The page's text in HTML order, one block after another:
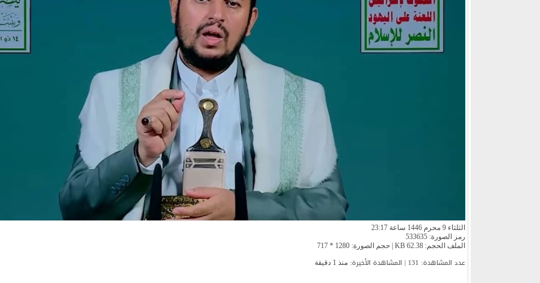
الثلثاء 9 محرم 1446 ساعة 23:17
رمز الصورة: 533635
الملف الحجم: 62.38 KB | حجم الصورة: 1280 * 717
عدد المشاهدة: 131 | المشاهدة الأخیرة: منذ 1 دقيقة